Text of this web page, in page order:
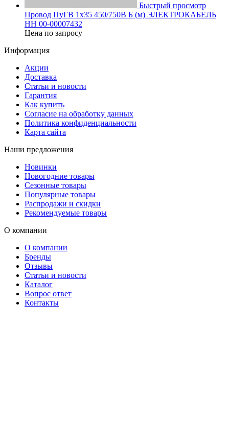
Быстрый просмотр
Провод ПуГВ 1х35 450/750В Б (м) ЭЛЕКТРОКАБЕЛЬ
НН 00-00007432
Цена по запросу
Информация
Акции
Доставка
Статьи и новости
Гарантия
Как купить
Согласие на обработку данных
Политика конфиденциальности
Карта сайта
Наши предложения
Новинки
Новогодние товары
Сезонные товары
Популярные товары
Распродажи и скидки
Рекомендуемые товары
О компании
О компании
Бренды
Отзывы
Статьи и новости
Каталог
Вопрос ответ
Контакты